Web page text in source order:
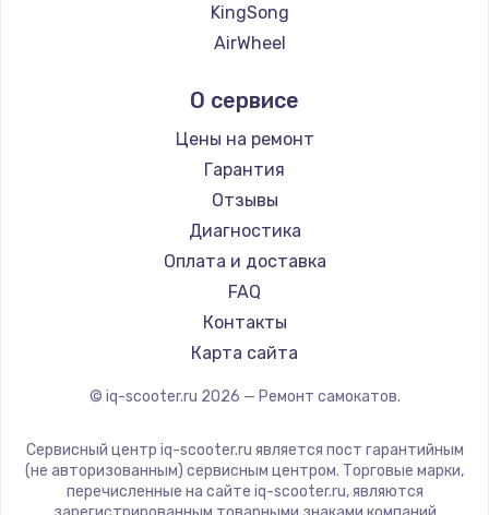
KingSong
AirWheel
Hunter
Shorner
Joyor
Minimotors
Bork
Segway
KIRIN
О сервисе
Цены на ремонт
Гарантия
Отзывы
Диагностика
Оплата и доставка
FAQ
Контакты
Карта сайта
© iq-scooter.ru 2026 — Ремонт самокатов.
Сервисный центр iq-scooter.ru является пост гарантийным
(не авторизованным) сервисным центром. Торговые марки,
перечисленные на сайте iq-scooter.ru, являются